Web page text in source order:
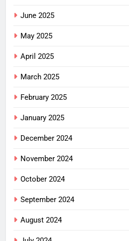
June 2025
May 2025
April 2025
March 2025
February 2025
January 2025
December 2024
November 2024
October 2024
September 2024
August 2024